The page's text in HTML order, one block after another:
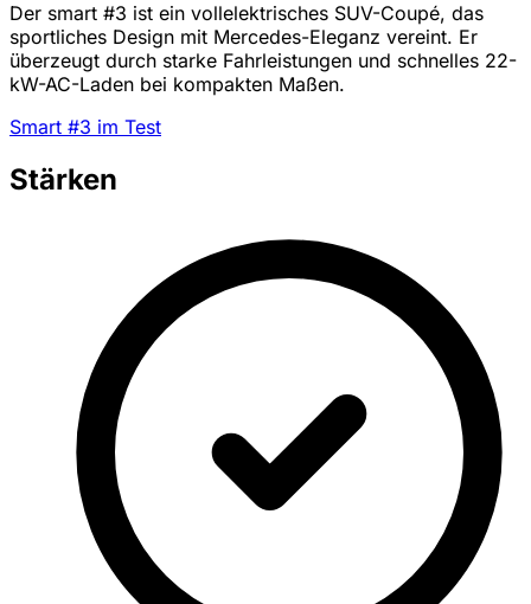
Der smart #3 ist ein vollelektrisches SUV-Coupé, das
sportliches Design mit Mercedes-Eleganz vereint. Er
überzeugt durch starke Fahrleistungen und schnelles 22-
kW-AC-Laden bei kompakten Maßen.
Smart #3 im Test
Stärken